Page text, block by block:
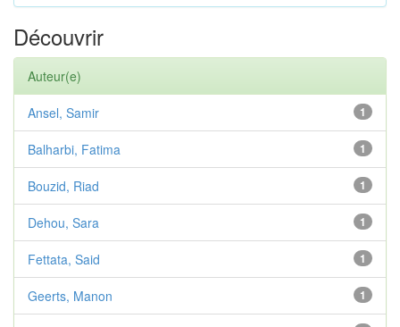
Découvrir
Auteur(e)
1
Ansel, Samir
1
Balharbi, Fatima
1
Bouzid, Riad
1
Dehou, Sara
1
Fettata, Said
1
Geerts, Manon